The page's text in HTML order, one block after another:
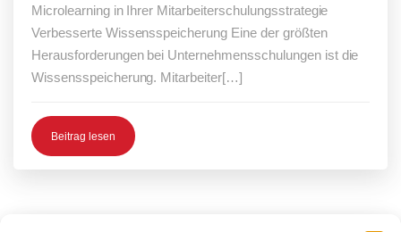
Microlearning in Ihrer Mitarbeiterschulungsstrategie
Verbesserte Wissensspeicherung Eine der größten
Herausforderungen bei Unternehmensschulungen ist die
Wissensspeicherung. Mitarbeiter[…]
Beitrag lesen